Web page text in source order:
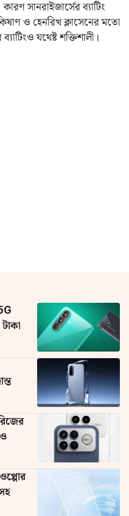
সানরাইজার্সের ব্যাটিং
ও হেনরিখ ক্লাসেনের মতো
যথেষ্ট শক্তিশালী।